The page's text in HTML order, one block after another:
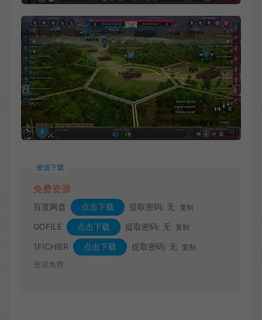
资源下载
免费资源
百度网盘 点击下载 提取密码: 无 复制
GOFILE 点击下载 提取密码: 无 复制
1FICHIER 点击下载 提取密码: 无 复制
资源免费